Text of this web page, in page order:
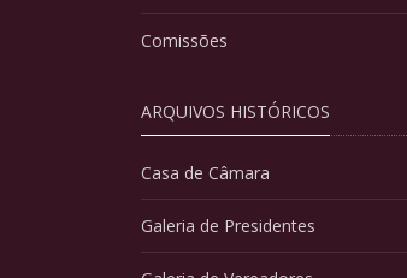
Comissões
ARQUIVOS HISTÓRICOS
Casa de Câmara
Galeria de Presidentes